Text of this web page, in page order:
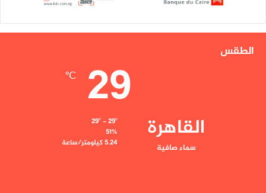
الطقس
القاهرة
سماء صافية
29
℃
29º - 29º
51%
5.24 كيلومتر/ساعة